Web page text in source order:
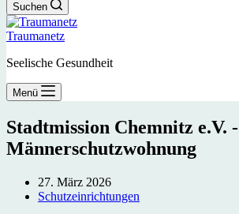
Suchen
Traumanetz
Seelische Gesundheit
Menü
Stadtmission Chemnitz e.V. -
Männerschutzwohnung
27. März 2026
Schutzeinrichtungen